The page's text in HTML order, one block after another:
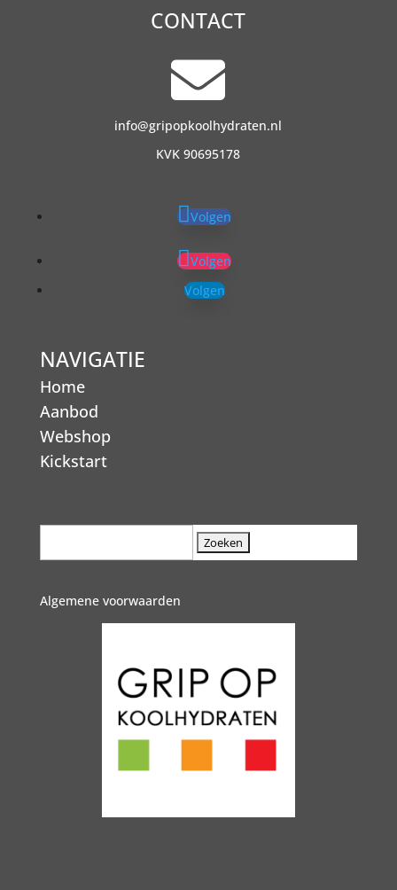
CONTACT

info@gripopkoolhydraten.nl
KVK 90695178
Volgen
Volgen
Volgen
NAVIGATIE
Home
Aanbod
Webshop
Kickstart
Algemene voorwaarden